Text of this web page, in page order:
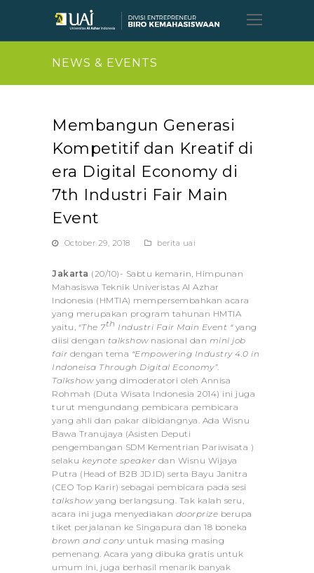
Open
Mobile
NEWS & EVENTS
Membangun Generasi
Kompetitif dan Kreatif di
era Digital Economy di
7th Industri Fair Main
Event
October 29, 2018 berita uai
Jakarta (20/10)- Sabtu kemarin, Himpunan
Mahasiswa Teknik Univeristas Al Azhar
Indonesia (HMTIA) mempersembahkan acara
yang merupakan program tahunan HMTIA
yaitu, “The 7th Industri Fair Main Event “yang
diisi dengan talkshownasional dan mini job
fair dengan tema “Empowering Industry 4.0 in
Indoneisa Through Digital Economy”.
Talkshowyang dimoderatori oleh Annisa
Rohmah (Duta Wisata Indonesia 2014) ini juga
turut mengundang pembicara pembicara
yang ahli dan pakar dibidangnya. Ada Wisnu
Bawa Tranujaya (Asisten Deputi
pengembangan SDM Kementrian Pariwisata )
selaku keynote speaker dan Wisnu Wijaya
Putra (Head of B2B JD.ID) serta Bayu Janitra
(CEO Top Karir) sebagai pembicara pada sesi
talkshowyang berlangsung. Tak kalah seru,
acara ini juga menyediakan doorprize berupa
tiket perjalanan ke Singapura dan 18 boneka
brown and conyuntuk masing masing
pemenang. Acara yang dibuka gratis untuk
umum ini, juga berhasil menarik banyak